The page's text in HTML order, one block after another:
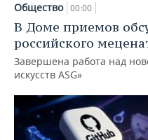
Общество 00:00
В Доме приемов
российского
Завершена работа над
искусств ASG»